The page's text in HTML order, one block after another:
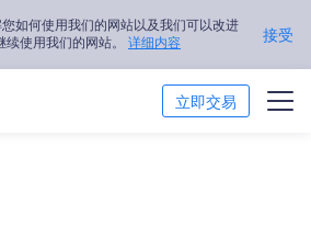
如何使用我们的网站以及我们可以改进
续使用我们的网站。 详细内容 接受
立即交易